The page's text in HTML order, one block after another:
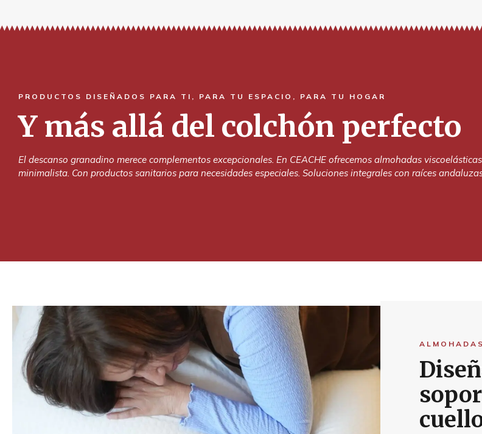
PRODUCTOS DISEÑADOS PARA TI, PARA TU ESPACIO, PARA TU HOGAR
Y más allá del colchón perfecto
El descanso granadino merece complementos excepcionales. En CEACHE ofrecemos almohadas
minimalista. Con productos sanitarios para necesidades especiales. Soluciones integrales con raíces